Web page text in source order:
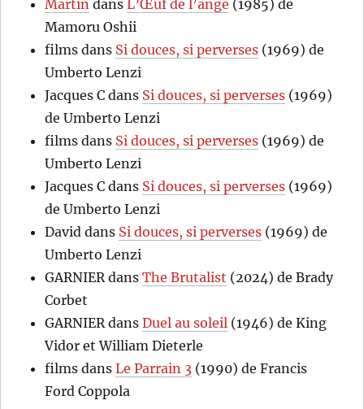
Martin dansL’Œuf de l’ange (1985) de
Mamoru Oshii
films dans Si douces, si perverses (1969) de
Umberto Lenzi
Jacques C dans Si douces, si perverses (1969)
de Umberto Lenzi
films dans Si douces, si perverses (1969) de
Umberto Lenzi
Jacques C dans Si douces, si perverses (1969)
de Umberto Lenzi
David dans Si douces, si perverses (1969) de
Umberto Lenzi
GARNIERdansThe Brutalist (2024) de Brady
Corbet
GARNIERdansDuel au soleil (1946) de King
Vidor et William Dieterle
films dansLe Parrain 3 (1990) de Francis
Ford Coppola